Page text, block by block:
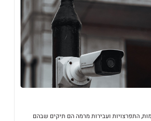
התפרצויות ועבירות מרמה הם תיקים שבהם